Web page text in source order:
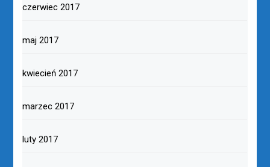
czerwiec 2017
maj 2017
kwiecień 2017
marzec 2017
luty 2017